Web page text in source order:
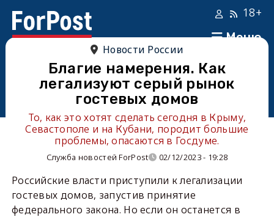
Меню
18+
Новости России
Благие намерения. Как
легализуют серый рынок
гостевых домов
То, как это хотят сделать сегодня в Крыму,
Севастополе и на Кубани, породит большие
проблемы, опасаются в Госдуме.
Служба новостей ForPost 02/12/2023 - 19:28
Российские власти приступили к легализации
гостевых домов, запустив принятие
федерального закона. Но если он останется в